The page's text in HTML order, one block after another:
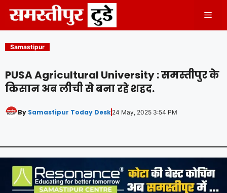
content
Samastipur
PUSA Agricultural University : समस्तीपुर के
किसान अब लीची से बना रहे शहद.
By Samastipur Today Desk 24 May, 2025 3:54 PM